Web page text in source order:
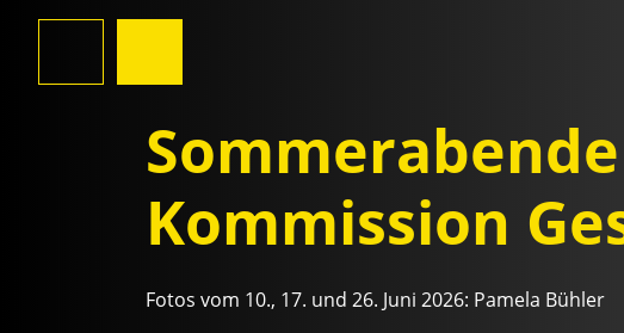
Kommission
Fotos vom 10., 17. und 26. Juni 2026: Pamela Bühler